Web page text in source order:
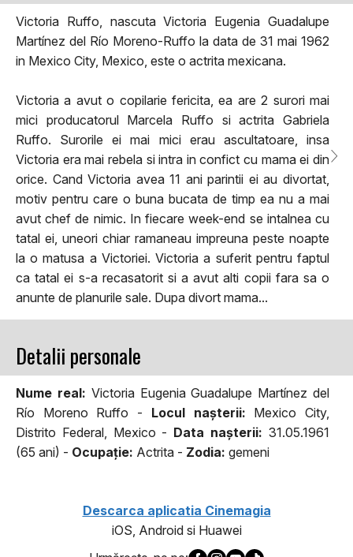
Victoria Ruffo, nascuta Victoria Eugenia Guadalupe
Martínez del Río Moreno-Ruffo la data de 31 mai 1962
in Mexico City, Mexico, este o actrita mexicana.
Victoria a avut o copilarie fericita, ea are 2 surori mai
mici producatorul Marcela Ruffo si actrita Gabriela
Ruffo. Surorile ei mai mici erau ascultatoare, insa
Victoria era mai rebela si intra in confict cu mama ei din
orice. Cand Victoria avea 11 ani parintii ei au divortat,
motiv pentru care o buna bucata de timp ea nu a mai
avut chef de nimic. In fiecare week-end se intalnea cu
tatal ei, uneori chiar ramaneau impreuna peste noapte
la o matusa a Victoriei. Victoria a suferit pentru faptul
ca tatal ei s-a recasatorit si a avut alti copii fara sa o
anunte de planurile sale. Dupa divort mama...
Detalii personale
Nume real: Victoria Eugenia Guadalupe Martínez del
Río Moreno Ruffo - Locul naşterii: Mexico City,
Distrito Federal, Mexico - Data naşterii: 31.05.1961
(65 ani) - Ocupaţie: Actrita - Zodia: gemeni
Descarca aplicatia Cinemagia
iOS, Android si Huawei